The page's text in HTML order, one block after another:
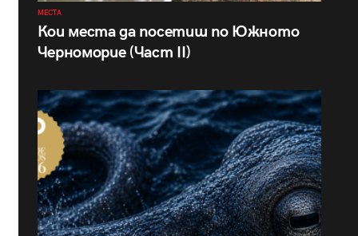
МЕСТА
Кои места да посетиш по Южното
Черноморие (Част II)